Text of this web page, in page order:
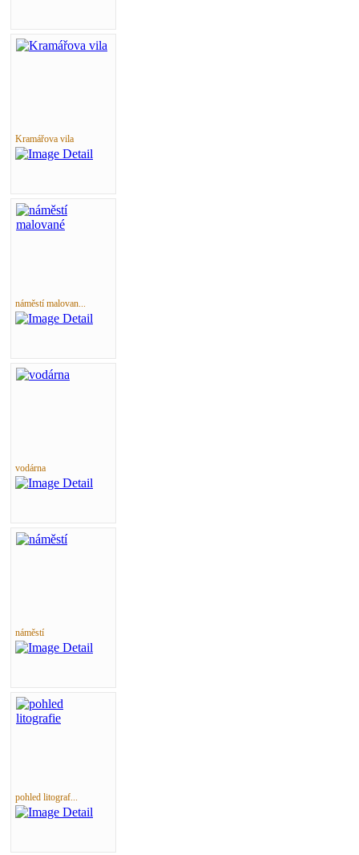
Kramářova vila
náměstí malovan...
vodárna
náměstí
pohled litograf...